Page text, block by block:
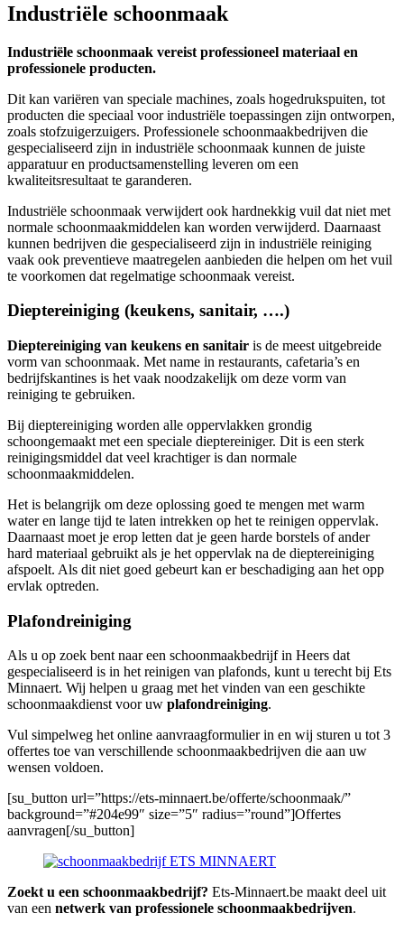
Industriële schoonmaak
Industriële schoonmaak vereist professioneel materiaal en
professionele producten.
Dit kan variëren van speciale machines, zoals hogedrukspuiten, tot
producten die speciaal voor industriële toepassingen zijn ontworpen,
zoals stofzuigerzuigers. Professionele schoonmaakbedrijven die
gespecialiseerd zijn in industriële schoonmaak kunnen de juiste
apparatuur en productsamenstelling leveren om een ​​
kwaliteitsresultaat te garanderen.
Industriële schoonmaak verwijdert ook hardnekkig vuil dat niet met
normale schoonmaakmiddelen kan worden verwijderd. Daarnaast
kunnen bedrijven die gespecialiseerd zijn in industriële reiniging
vaak ook preventieve maatregelen aanbieden die helpen om het vuil
te voorkomen dat regelmatige schoonmaak vereist.
Dieptereiniging (keukens, sanitair, ….)
Dieptereiniging van keukens en sanitair is de meest uitgebreide
vorm van schoonmaak. Met name in restaurants, cafetaria’s en
bedrijfskantines is het vaak noodzakelijk om deze vorm van
reiniging te gebruiken.
Bij dieptereiniging worden alle oppervlakken grondig
schoongemaakt met een speciale dieptereiniger. Dit is een sterk
reinigingsmiddel dat veel krachtiger is dan normale
schoonmaakmiddelen.
Het is belangrijk om deze oplossing goed te mengen met warm
water en lange tijd te laten intrekken op het te reinigen oppervlak.
Daarnaast moet je erop letten dat je geen harde borstels of ander
hard materiaal gebruikt als je het oppervlak na de dieptereiniging
afspoelt. Als dit niet goed gebeurt kan er beschadiging aan het opp
ervlak optreden.
Plafondreiniging
Als u op zoek bent naar een schoonmaakbedrijf in Heers dat
gespecialiseerd is in het reinigen van plafonds, kunt u terecht bij Ets
Minnaert. Wij helpen u graag met het vinden van een geschikte
schoonmaakdienst voor uw plafondreiniging.
Vul simpelweg het online aanvraagformulier in en wij sturen u tot 3
offertes toe van verschillende schoonmaakbedrijven die aan uw
wensen voldoen.
[su_button url=”https://ets-minnaert.be/offerte/schoonmaak/”
background=”#204e99″ size=”5″ radius=”round”]Offertes
aanvragen[/su_button]
Zoekt u een schoonmaakbedrijf? Ets-Minnaert.be maakt deel uit
van een netwerk van professionele schoonmaakbedrijven.